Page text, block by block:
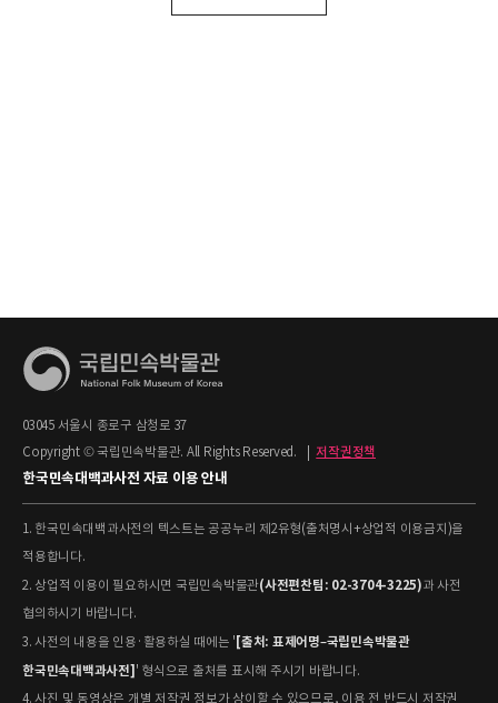
03045 서울시 종로구 삼청로 37
Copyright © 국립민속박물관. All Rights Reserved.
저작권정책
한국민속대백과사전 자료 이용 안내
1. 한국민속대백과사전의 텍스트는 공공누리 제2유형(출처명시+상업적 이용금지)을
적용합니다.
2. 상업적 이용이 필요하시면 국립민속박물관(사전편찬팀: 02-3704-3225)과 사전
협의하시기 바랍니다.
3. 사전의 내용을 인용·활용하실 때에는 ' [출처: 표제어명–국립민속박물관
한국민속대백과사전] ' 형식으로 출처를 표시해 주시기 바랍니다.
4. 사진 및 동영상은 개별 저작권 정보가 상이할 수 있으므로, 이용 전 반드시 저작권